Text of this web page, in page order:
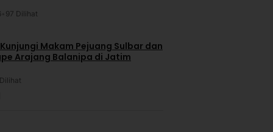
97 Dilihat
Makam Pejuang Sulbar dan
Arajang Balanipa di Jatim